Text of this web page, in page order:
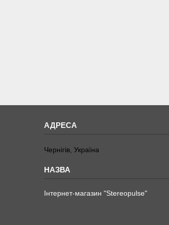
Чернігів, Україна
Інтернет-магазин "Stereopulse"